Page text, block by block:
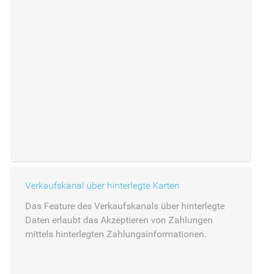
Verkaufskanal über hinterlegte Karten
Das Feature des Verkaufskanals über hinterlegte
Daten erlaubt das Akzeptieren von Zahlungen
mittels hinterlegten Zahlungsinformationen.